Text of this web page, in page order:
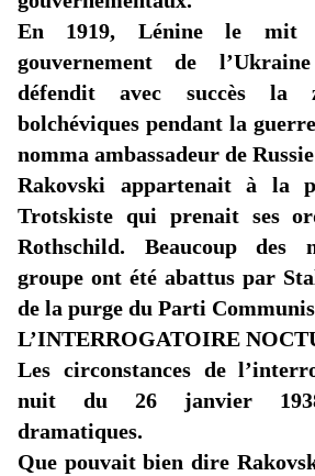
En 1919, Lénine le mit
gouvernement de
défendit avec succès la
bolchéviques pendant la
nomma ambassadeur de
Rakovski appartenait à la
Trotskiste qui prenait ses
Rothschild. Beaucoup des
groupe ont été abattus par
de la purge du Parti
L’INTERROGATOIRE
Les circonstances de
nuit du 26 janvier
dramatiques.
Que pouvait bien dire